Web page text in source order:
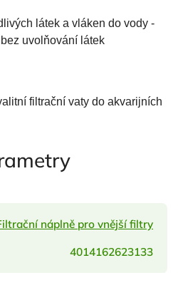
látek a vláken do vody -
uvolňování látek
filtrační vaty do akvarijních
náplně pro vnější filtry
4014162623133